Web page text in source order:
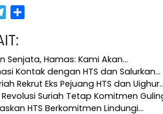
Telegram
Senjata, Hamas: Kami Akan…
Kontak dengan HTS dan Salurkan…
Rekrut Eks Pejuang HTS dan
Revolusi Suriah Tetap Komitmen
HTS Berkomitmen Lindungi…